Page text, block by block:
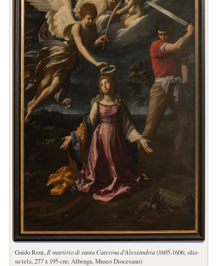
Guido Reni, Il martirio di santa Caterina d’Alessandria(1605-1606; olio
su tela, 277 x 195 cm; Albenga, Museo Diocesano)